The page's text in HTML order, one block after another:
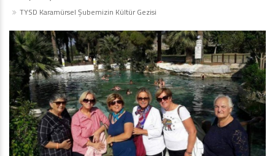
TYSD Karamürsel Şubemizin Kültür Gezisi